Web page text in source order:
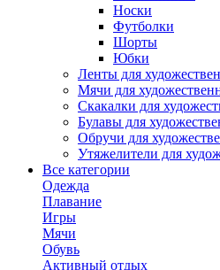
Носки
Футболки
Шорты
Юбки
Ленты для
Мячи для
Скакалки для
Булавы для
Обручи для
Утяжелители для
Все категории
Одежда
Плавание
Игры
Мячи
Обувь
Активный отдых